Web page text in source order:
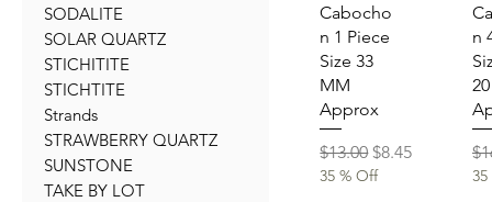
SODALITE
SOLAR QUARTZ
STICHITITE
STICHTITE
Strands
STRAWBERRY QUARTZ
SUNSTONE
TAKE BY LOT
Cabocho
n 1 Piece
Size 33
MM
Approx
通常価格
$13.00セール価格
$8.45
35 % Off
n